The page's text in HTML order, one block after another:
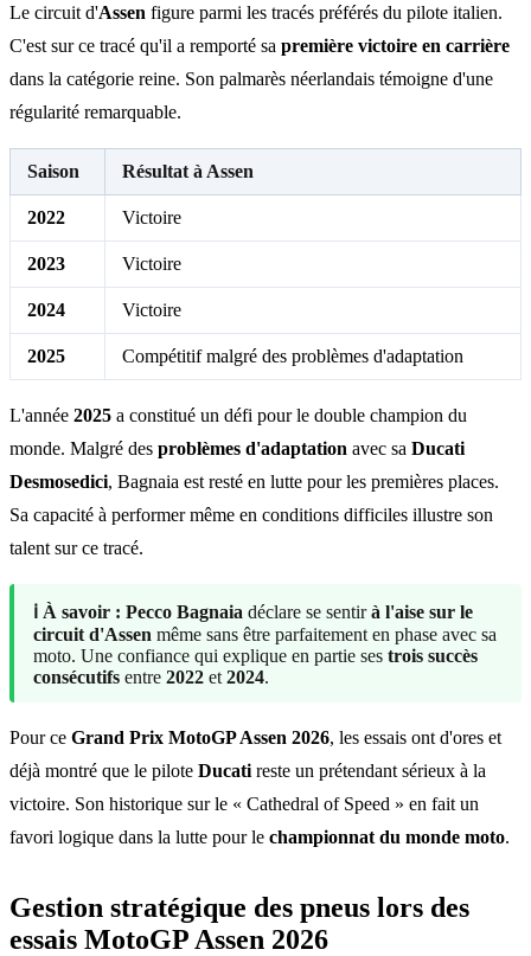
Le circuit d'Assen figure parmi les tracés préférés du pilote italien.
C'est sur ce tracé qu'il a remporté sa première victoire en carrière
dans la catégorie reine. Son palmarès néerlandais témoigne d'une
régularité remarquable.
Saison Résultat à Assen
2022 Victoire
2023 Victoire
2024 Victoire
2025 Compétitif malgré des problèmes d'adaptation
L'année 2025 a constitué un défi pour le double champion du
monde. Malgré des problèmes d'adaptation avec sa Ducati
Desmosedici, Bagnaia est resté en lutte pour les premières places.
Sa capacité à performer même en conditions difficiles illustre son
talent sur ce tracé.
ℹ️ À savoir : Pecco Bagnaia déclare se sentirà l'aise sur le
circuit d'Assen même sans être parfaitement en phase avec sa
moto. Une confiance qui explique en partie ses trois succès
consécutifs entre 2022 et 2024.
Pour ce Grand Prix MotoGP Assen 2026, les essais ont d'ores et
déjà montré que le pilote Ducati reste un prétendant sérieux à la
victoire. Son historique sur le « Cathedral of Speed » en fait un
favori logique dans la lutte pour le championnat du monde moto.
Gestion stratégique des pneus lors des
essais MotoGP Assen 2026